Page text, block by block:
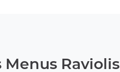
Menus Raviolis